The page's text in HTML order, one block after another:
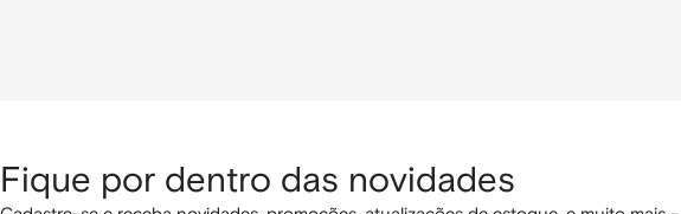
Fique por dentro das novidades